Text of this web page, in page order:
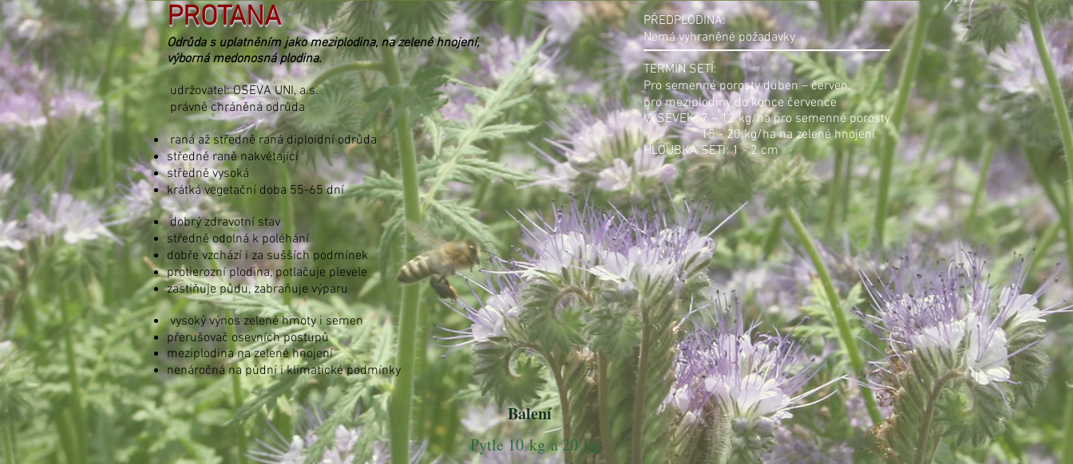
PROTANA
Odrůda s uplatněním jako meziplodina, na zelené hnojení,
výborná medonosná plodina.
udržovatel: OSEVA UNI, a.s.
právně chráněná odrůda
raná až středně raná diploidní odrůda
středně raně nakvétající
středně vysoká
krátká vegetační doba 55-65 dní
dobrý zdravotní stav
středně odolná k poléhání
dobře vzchází i za sušších podmínek
protierozní plodina, potlačuje plevele
zastiňuje půdu, zabraňuje výparu
vysoký výnos zelené hmoty i semen
přerušovač osevních postupů
meziplodina na zelené hnojení
nenáročná na půdní i klimatické podmínky
PŘEDPLODINA:
Nemá vyhraněné požadavky
TERMÍN SETÍ:
Pro semenné porosty duben – červen,
pro meziplodiny do konce července
VÝSEVEK: 7 – 12 kg/ha pro semenné porosty
15 - 20 kg/ha na zelené hnojení
HLOUBKA SETÍ: 1 - 2 cm
Balení
Pytle 10 kg a 20 kg